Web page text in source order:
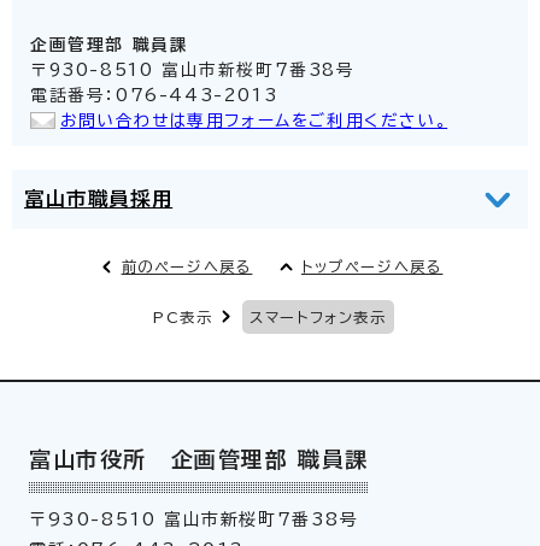
企画管理部 職員課
〒930-8510 富山市新桜町7番38号
電話番号：076-443-2013
お問い合わせは専用フォームをご利用ください。
富山市職員採用
前のページへ戻る トップページへ戻る
PC表示 スマートフォン表示
富山市役所 企画管理部 職員課
〒930-8510 富山市新桜町7番38号